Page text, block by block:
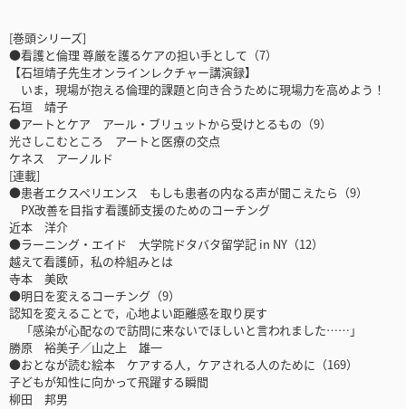
[巻頭シリーズ]
●看護と倫理 尊厳を護るケアの担い手として（7）
【石垣靖子先生オンラインレクチャー講演録】
いま，現場が抱える倫理的課題と向き合うために現場力を高めよう！
石垣 靖子
●アートとケア アール・ブリュットから受けとるもの（9）
光さしこむところ アートと医療の交点
ケネス アーノルド
[連載]
●患者エクスペリエンス もしも患者の内なる声が聞こえたら（9）
PX改善を目指す看護師支援のためのコーチング
近本 洋介
●ラーニング・エイド 大学院ドタバタ留学記 in NY（12）
越えて看護師，私の枠組みとは
寺本 美欧
●明日を変えるコーチング（9）
認知を変えることで，心地よい距離感を取り戻す
「感染が心配なので訪問に来ないでほしいと言われました……」
勝原 裕美子／山之上 雄一
●おとなが読む絵本 ケアする人，ケアされる人のために（169）
子どもが知性に向かって飛躍する瞬間
柳田 邦男